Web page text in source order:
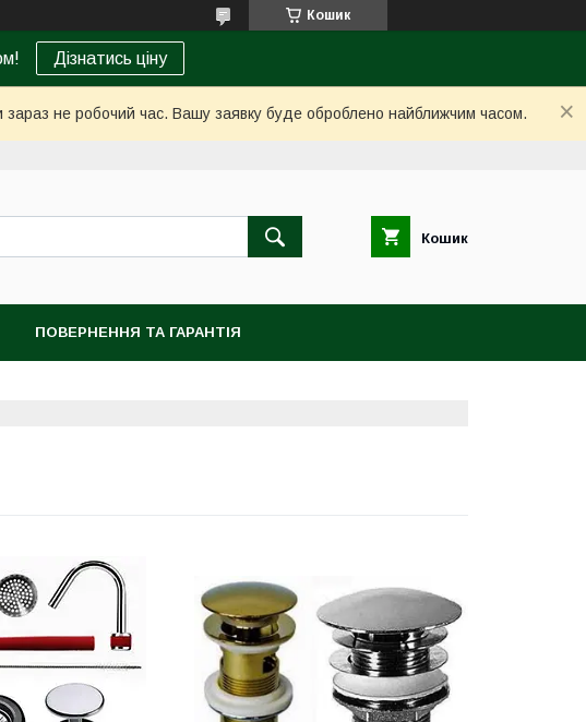
Кошик
Дізнатись ціну
зараз не робочий час. Вашу заявку буде оброблено найближчим часом.
Кошик
ПОВЕРНЕННЯ ТА ГАРАНТІЯ